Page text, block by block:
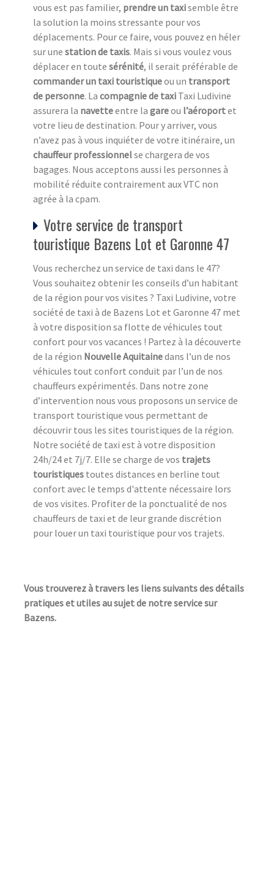
vous est pas familier, prendre un taxisemble être
la solution la moins stressante pour vos
déplacements. Pour ce faire, vous pouvez en héler
sur une station de taxis. Mais si vous voulez vous
déplacer en toute sérénité, il serait préférable de
commander un taxi touristiqueou un transport
de personne. La compagnie de taxi Taxi Ludivine
assurera la navetteentre la gareou l’aéroportet
votre lieu de destination. Pour y arriver, vous
n’avez pas à vous inquiéter de votre itinéraire, un
chauffeur professionnelse chargera de vos
bagages. Nous acceptons aussi les personnes à
mobilité réduite contrairement aux VTC non
agrée à la cpam.
Votre service de transport
touristique Bazens Lot et Garonne 47
Vous recherchez un service de taxi dans le 47?
Vous souhaitez obtenir les conseils d’un habitant
de la région pour vos visites ? Taxi Ludivine, votre
société de taxi à de Bazens Lot et Garonne 47 met
à votre disposition sa flotte de véhicules tout
confort pour vos vacances ! Partez à la découverte
de la région Nouvelle Aquitainedans l’un de nos
véhicules tout confort conduit par l’un de nos
chauffeurs expérimentés. Dans notre zone
d’intervention nous vous proposons un service de
transport touristique vous permettant de
découvrir tous les sites touristiques de la région.
Notre société de taxi est à votre disposition
24h/24 et 7j/7. Elle se charge de vos trajets
touristiques toutes distances en berline tout
confort avec le temps d'attente nécessaire lors
de vos visites. Profiter de la ponctualité de nos
chauffeurs de taxi et de leur grande discrétion
pour louer un taxi touristique pour vos trajets.
Vous trouverez à travers les liens suivants des détails
pratiques et utiles au sujet de notre service sur
Bazens.